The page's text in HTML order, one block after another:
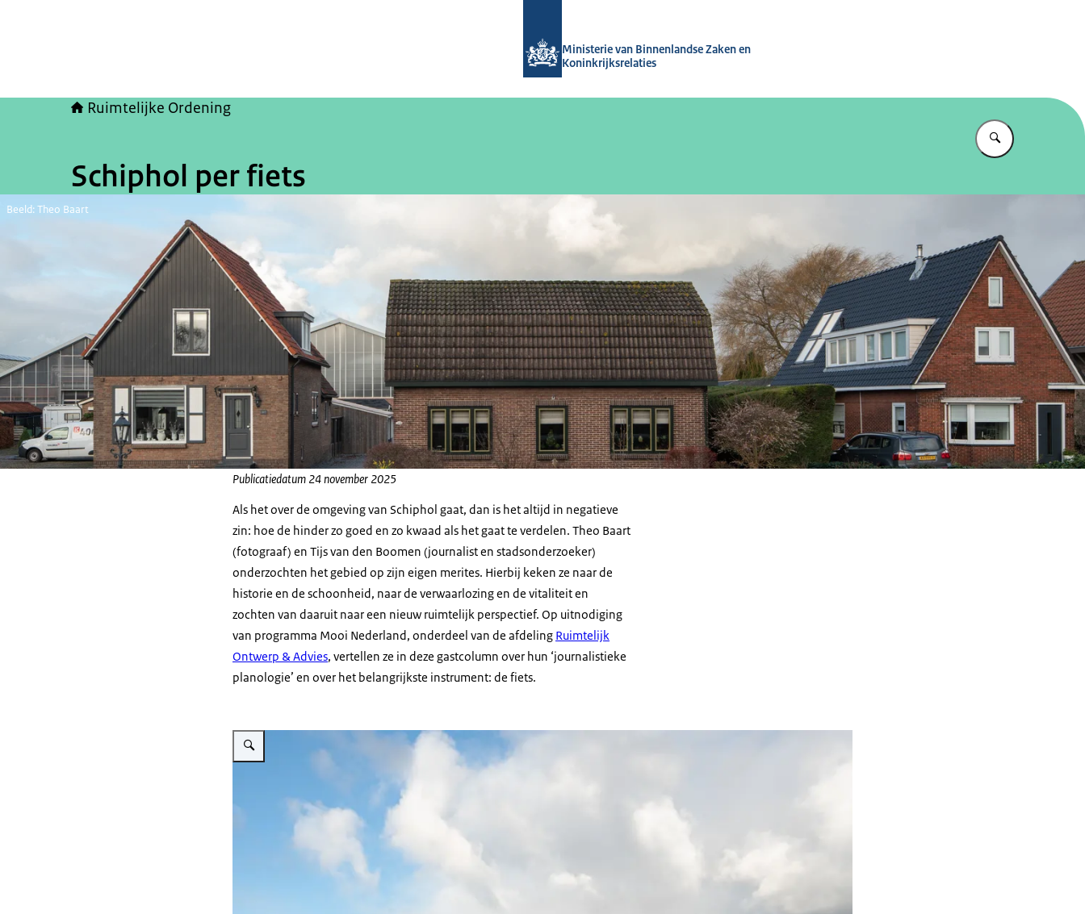
Ministerie van Binnenlandse Zaken en
Koninkrijksrelaties
Ruimtelijke Ordening
Vul in wat u
Schiphol per fiets
Beeld: Theo Baart
Publicatiedatum 24 november 2025
Als het over de omgeving van Schiphol gaat, dan is het altijd in negatieve
zin: hoe de hinder zo goed en zo kwaad als het gaat te verdelen. Theo Baart
(fotograaf) en Tijs van den Boomen (journalist en stadsonderzoeker)
onderzochten het gebied op zijn eigen merites. Hierbij keken ze naar de
historie en de schoonheid, naar de verwaarlozing en de vitaliteit en
zochten van daaruit naar een nieuw ruimtelijk perspectief. Op uitnodiging
van programma Mooi Nederland, onderdeel van de afdeling Ruimtelijk
Ontwerp & Advies, vertellen ze in deze gastcolumn over hun ‘journalistieke
planologie’ en over het belangrijkste instrument: de fiets.
Vergroot afbeelding Drie huizen naast elkaar met tuinbouwbedrijf daarachter